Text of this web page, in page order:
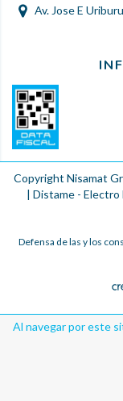
Al navegar por este
Av. Jose E
Copyright Nisamat
| Distame - Electro
Defensa de las y los